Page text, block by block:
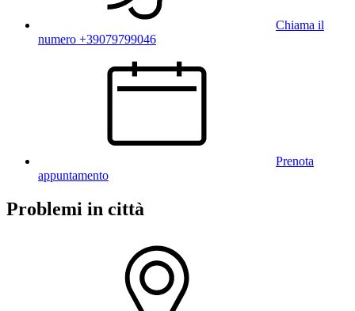
Chiama il
numero +39079799046
Prenota
appuntamento
Problemi in città